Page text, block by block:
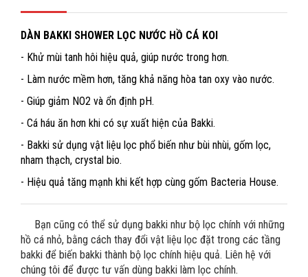
DÀN BAKKI SHOWER LỌC NƯỚC HỒ CÁ KOI
- Khử mùi tanh hôi hiệu quả, giúp nước trong hơn.
- Làm nước mềm hơn, tăng khả năng hòa tan oxy vào nước.
- Giúp giảm NO2 và ổn định pH.
- Cá háu ăn hơn khi có sự xuất hiện của Bakki.
- Bakki sử dụng vật liệu lọc phổ biến như bùi nhùi, gốm lọc,
nham thạch, crystal bio.
- Hiệu quả tăng mạnh khi kết hợp cùng gốm Bacteria House.
Bạn cũng có thể sử dụng bakki như bộ lọc chính với những
hồ cá nhỏ, bằng cách thay đổi vật liệu lọc đặt trong các tầng
bakki để biến bakki thành bộ lọc chính hiệu quả. Liên hệ với
chúng tôi để được tư vấn dùng bakki làm lọc chính.